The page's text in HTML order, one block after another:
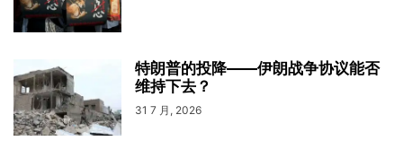
特朗普的投降——伊朗战争协议能否
维持下去？
31 7 月, 2026